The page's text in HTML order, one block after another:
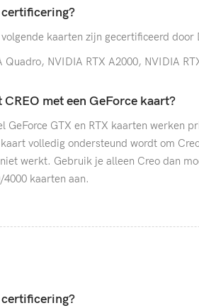
kaarten zijn gecertificeerd door
Quadro, NVIDIA RTX A2000, NVIDIA
met een GeForce kaart?
GeForce GTX en RTX kaarten werken
volledig ondersteund wordt om
werkt. Gebruik je alleen Creo dan
4000 kaarten aan.